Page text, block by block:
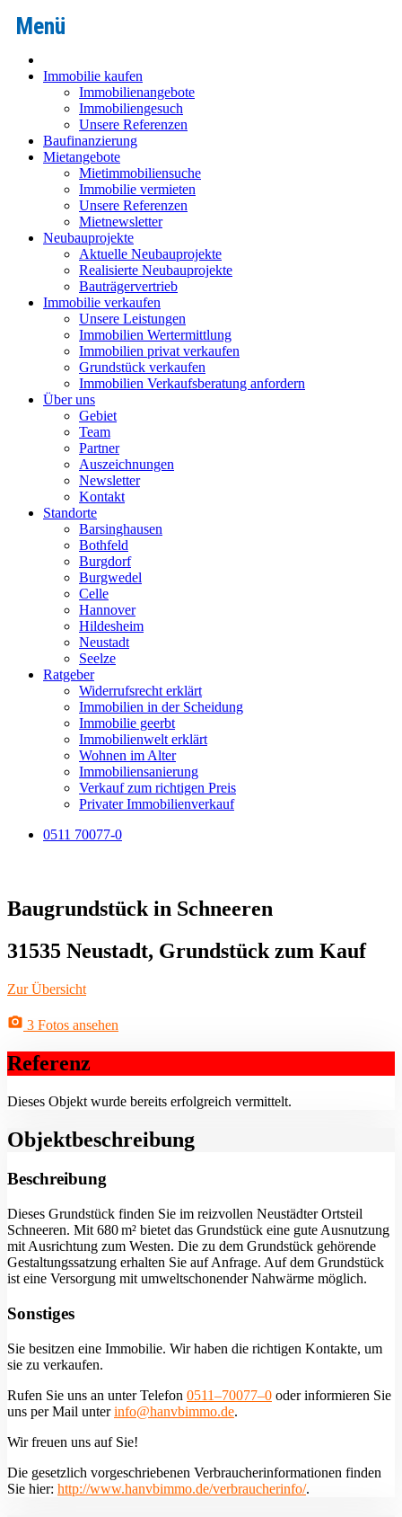
Immobilie kaufen
Immobilienangebote
Immobiliengesuch
Unsere Referenzen
Baufinanzierung
Mietangebote
Mietimmobiliensuche
Immobilie vermieten
Unsere Referenzen
Mietnewsletter
Neubauprojekte
Aktuelle Neubauprojekte
Realisierte Neubauprojekte
Bauträgervertrieb
Immobilie verkaufen
Unsere Leistungen
Immobilien Wertermittlung
Immobilien privat verkaufen
Grundstück verkaufen
Immobilien Verkaufsberatung anfordern
Über uns
Gebiet
Team
Partner
Auszeichnungen
Newsletter
Kontakt
Standorte
Barsinghausen
Bothfeld
Burgdorf
Burgwedel
Celle
Hannover
Hildesheim
Neustadt
Seelze
Ratgeber
Widerrufsrecht erklärt
Immobilien in der Scheidung
Immobilie geerbt
Immobilienwelt erklärt
Wohnen im Alter
Immobiliensanierung
Verkauf zum richtigen Preis
Privater Immobilienverkauf
0511 70077-0
Baugrundstück in Schneeren
31535 Neustadt, Grundstück zum Kauf
Zur Übersicht
3 Fotos ansehen
Referenz
Dieses Objekt wurde bereits erfolgreich vermittelt.
Objekt­beschreibung
Beschreibung
Dieses Grundstück finden Sie im reizvollen Neustädter Ortsteil
Schneeren. Mit 680 m² bietet das Grundstück eine gute Ausnutzung
mit Ausrichtung zum Westen. Die zu dem Grundstück gehörende
Gestaltungssatzung erhalten Sie auf Anfrage. Auf dem Grundstück
ist eine Versorgung mit umweltschonender Nahwärme möglich.
Sonstiges
Sie besitzen eine Immobilie. Wir haben die richtigen Kontakte, um
sie zu verkaufen.
Rufen Sie uns an unter Telefon 0511–70077–0 oder informieren Sie
uns per Mail unterinfo@hanvbimmo.de.
Wir freuen uns auf Sie!
Die gesetzlich vorgeschriebenen Verbraucherinformationen finden
Sie hier: http://www.hanvbimmo.de/verbraucherinfo/.